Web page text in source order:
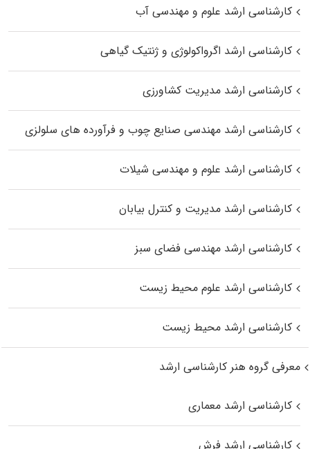
کارشناسی ارشد علوم و مهندسی آب
کارشناسی ارشد اگرواکولوژی و ژنتیک گیاهی
کارشناسی ارشد مدیریت کشاورزی
کارشناسی ارشد مهندسی صنایع چوب و فرآورده‌ های سلولزی
کارشناسی ارشد علوم و مهندسی شیلات
کارشناسی ارشد مدیریت و کنترل بیابان
کارشناسی ارشد مهندسی فضای سبز
کارشناسی ارشد علوم محیط‌ زیست
کارشناسی ارشد محیط زیست
معرفی گروه هنر کارشناسی ارشد
کارشناسی ارشد معماری
کارشناسی ارشد فرش